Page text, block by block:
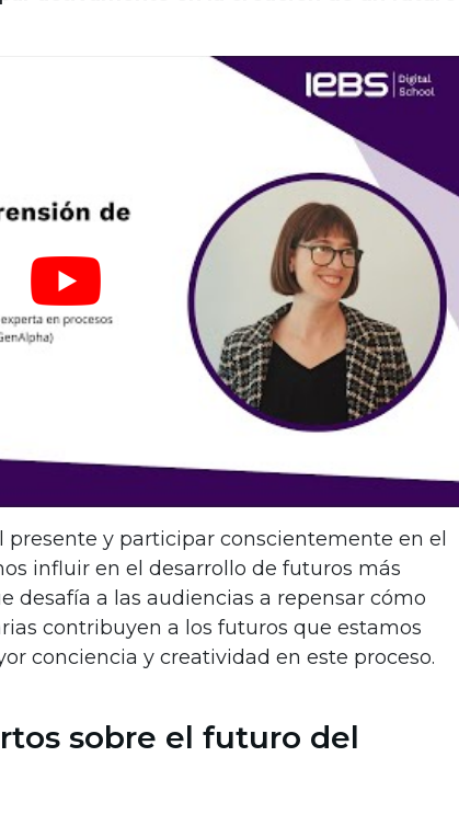
y participar conscientemente en el
influir en el desarrollo de futuros más
desafía a las audiencias a repensar cómo
contribuyen a los futuros que estamos
conciencia y creatividad en este proceso.
sobre el futuro del